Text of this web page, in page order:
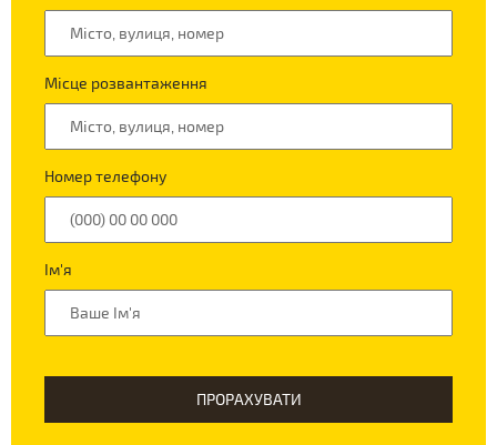
Місце розвантаження
Номер телефону
Ім'я
ПРОРАХУВАТИ